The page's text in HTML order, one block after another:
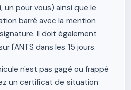
un pour vous) ainsi que le
barré avec la mention
Il doit également
l'ANTS dans les 15 jours.
n'est pas gagé ou frappé
un certificat de situation